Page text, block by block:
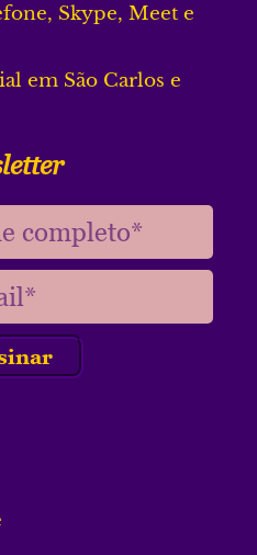
Skype, Meet e
em São Carlos e